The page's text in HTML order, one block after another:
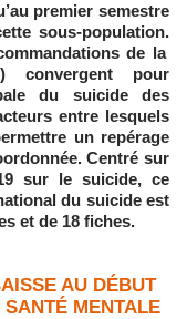
premier semestre
sous-population.
de la
convergent pour
du suicide des
entre lesquels
un repérage
Centré sur
sur le suicide, ce
du suicide est
et de 18 fiches.
AU DÉBUT
MENTALE